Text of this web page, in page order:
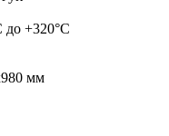
до +320°C
мм